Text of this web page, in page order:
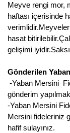
Meyve rengi mor,
haftası içerisinde
hasat
gelişimi
Gönderilen
-Yaban Mersini
gönderim
-Yaban Mersini
Mersini fideleriniz
hafif sulayınız.
Kocayemiş Fidanı
Kuşburnu Fidanı
Liçi Fidanı
Longan Fidanı
Malta Eriği Fidanı
Mango Fidanı